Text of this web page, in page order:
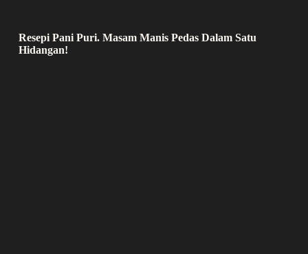
Resepi Pani Puri. Masam Manis Pedas Dalam Satu
Hidangan!